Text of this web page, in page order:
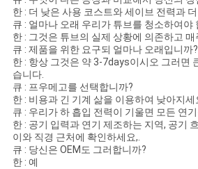
한 : 더 낮은 사용 코스트와 세이브 전력과
큐 : 얼마나 오래 우리가 튜브를 청소하여야
한 : 그것은 튜브의 실제 상황에 의존하고
큐 : 제품을 위한 요구되 얼마나 오래입니까?
한 : 항상 그것은 약 3-7days이시오 그러면
습니다.
큐 : 프우메고를 선택합니까?
한 : 비용과 긴 기계 삶을 이용하여 낮아지세
큐 : 우리가 하 흡입 전력이 기울면 모든 연
한 : 공기 입력과 연기 제조하는 지역, 공기
이와 직경 근처에 확인하세요,.
큐 : 당신은 OEM도 그러합니까?
한 : 예